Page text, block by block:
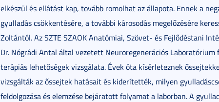
elkészül és ellátást kap, tovább romolhat az állapota. Ennek a
gyulladás csökkentésére, a további károsodás megelőzésére
Zoltántól. Az SZTE SZAOK Anatómiai, Szövet- és Fejlődéstani
Dr. Nógrádi Antal által vezetett Neuroregenerációs
terápiás lehetőségek vizsgálata. Évek óta kísérleteznek
vizsgálták az őssejtek hatásait és kiderítették, milyen
feldolgozása és elemzése bejáratott folyamat a laborban. A